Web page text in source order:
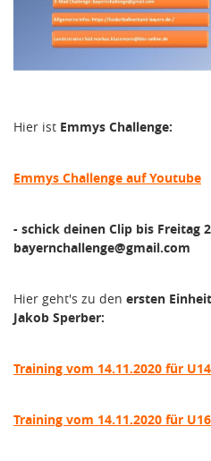
Hier ist Emmys Challenge:
Emmys Challenge auf Youtube
- schick deinen Clip bis Freitag
bayernchallenge@gmail.com
Hier geht's zu den ersten
Jakob Sperber:
Training vom 14.11.2020 für
Training vom 14.11.2020 für